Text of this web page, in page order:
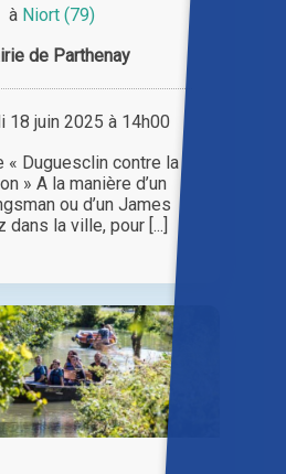
à Niort (79)
de Parthenay
juin 2025 à 14h00
« Duguesclin contre la
» A la manière d’un
ou d’un James
dans la ville, pour [...]